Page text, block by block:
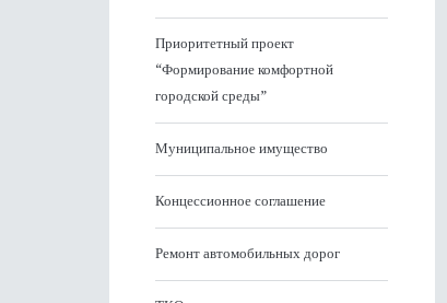
Приоритетный проект
“Формирование комфортной
городской среды”
Муниципальное имущество
Концессионное соглашение
Ремонт автомобильных дорог